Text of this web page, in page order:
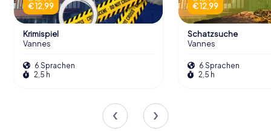
€ 12,99
Krimispiel
Vannes
6 Sprachen
2,5 h
€ 12,99
Schatzsuche
Vannes
6 Sprachen
2,5 h